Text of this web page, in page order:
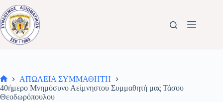
Μετάβαση
στο
περιεχόμενο
Αρχική
σελίδα
ΑΠΩΛΕΙΑ ΣΥΜΜΑΘΗΤΗ
40ήμερο Μνημόσυνο Αείμνηστου Συμμαθητή μας Τάσου
Θεοδωρόπουλου